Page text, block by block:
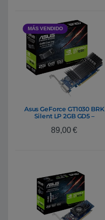
MÁS VENDIDO
Asus GeForce GT1030 BRK
Silent LP 2GB GD5 –
89,00€